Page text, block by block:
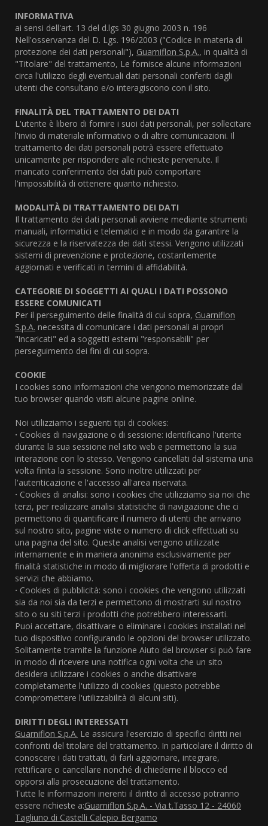
INFORMATIVA
ai sensi dell'art. 13 del d.lgs 30 giugno 2003 n. 196
Nell'osservanza del D. Lgs. 196/2003 ("Codice in materia di
protezione dei dati personali"), Guarniflon S.p.A., in qualità di
"Titolare" del trattamento, Le fornisce alcune informazioni
circa l'utilizzo degli eventuali dati personali conferiti dagli
utenti che consultano e/o interagiscono con il sito.
FINALITÀ DEL TRATTAMENTO DEI DATI
L'utente è libero di fornire i suoi dati personali, per sollecitare
l'invio di materiale informativo o di altre comunicazioni. Il
trattamento dei dati personali potrà essere effettuato
unicamente per rispondere alle richieste pervenute. Il
mancato conferimento dei dati può comportare
l'impossibilità di ottenere quanto richiesto.
MODALITÀ DI TRATTAMENTO DEI DATI
Il trattamento dei dati personali avviene mediante strumenti
manuali, informatici e telematici e in modo da garantire la
sicurezza e la riservatezza dei dati stessi. Vengono utilizzati
sistemi di prevenzione e protezione, costantemente
aggiornati e verificati in termini di affidabilità.
CATEGORIE DI SOGGETTI AI QUALI I DATI POSSONO
ESSERE COMUNICATI
Per il perseguimento delle finalità di cui sopra, Guarniflon
S.p.A. necessita di comunicare i dati personali ai propri
"incaricati" ed a soggetti esterni "responsabili" per
perseguimento dei fini di cui sopra.
COOKIE
I cookies sono informazioni che vengono memorizzate dal
tuo browser quando visiti alcune pagine online.
Noi utilizziamo i seguenti tipi di cookies:
· Cookies di navigazione o di sessione: identificano l'utente
durante la sua sessione nel sito web e permettono la sua
interazione con lo stesso. Vengono cancellati dal sistema una
volta finita la sessione. Sono inoltre utilizzati per
l'autenticazione e l'accesso all'area riservata.
· Cookies di analisi: sono i cookies che utilizziamo sia noi che
terzi, per realizzare analisi statistiche di navigazione che ci
permettono di quantificare il numero di utenti che arrivano
sul nostro sito, pagine viste o numero di click effettuati su
una pagina del sito. Queste analisi vengono utilizzate
internamente e in maniera anonima esclusivamente per
finalità statistiche in modo di migliorare l'offerta di prodotti e
servizi che abbiamo.
· Cookies di pubblicità: sono i cookies che vengono utilizzati
sia da noi sia da terzi e permettono di mostrarti sul nostro
sito o su siti terzi i prodotti che potrebbero interessarti.
Puoi accettare, disattivare o eliminare i cookies installati nel
tuo dispositivo configurando le opzioni del browser utilizzato.
Solitamente tramite la funzione Aiuto del browser si può fare
in modo di ricevere una notifica ogni volta che un sito
desidera utilizzare i cookies o anche disattivare
completamente l'utilizzo di cookies (questo potrebbe
compromettere l'utilizzabilità di alcuni siti).
DIRITTI DEGLI INTERESSATI
Guarniflon S.p.A. Le assicura l'esercizio di specifici diritti nei
confronti del titolare del trattamento. In particolare il diritto di
conoscere i dati trattati, di farli aggiornare, integrare,
rettificare o cancellare nonché di chiederne il blocco ed
opporsi alla prosecuzione del trattamento.
Tutte le informazioni inerenti il diritto di accesso potranno
essere richieste a:Guarniflon S.p.A. - Via t.Tasso 12 - 24060
Tagliuno di Castelli Calepio Bergamo